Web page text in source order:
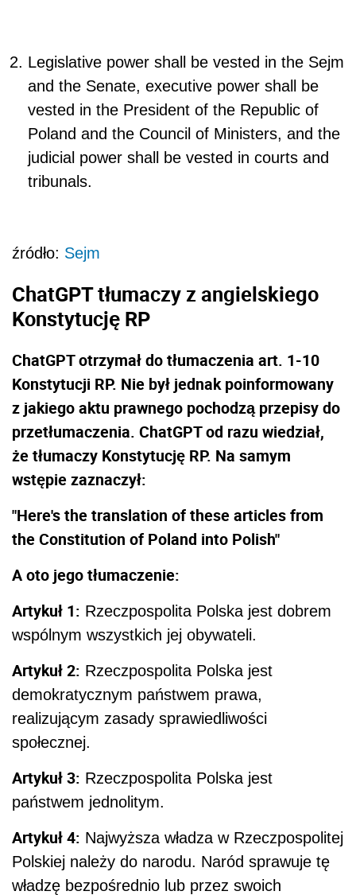
Legislative power shall be vested in the Sejm
and the Senate, executive power shall be
vested in the President of the Republic of
Poland and the Council of Ministers, and the
judicial power shall be vested in courts and
tribunals.
źródło: Sejm
ChatGPT tłumaczy z angielskiego
Konstytucję RP
ChatGPT otrzymał do tłumaczenia art. 1-10
Konstytucji RP. Nie był jednak poinformowany
z jakiego aktu prawnego pochodzą przepisy do
przetłumaczenia. ChatGPT od razu wiedział,
że tłumaczy Konstytucję RP. Na samym
wstępie zaznaczył:
"Here's the translation of these articles from
the Constitution of Poland into Polish"
A oto jego tłumaczenie:
Artykuł 1: Rzeczpospolita Polska jest dobrem
wspólnym wszystkich jej obywateli.
Artykuł 2: Rzeczpospolita Polska jest
demokratycznym państwem prawa,
realizującym zasady sprawiedliwości
społecznej.
Artykuł 3: Rzeczpospolita Polska jest
państwem jednolitym.
Artykuł 4: Najwyższa władza w Rzeczpospolitej
Polskiej należy do narodu. Naród sprawuje tę
władzę bezpośrednio lub przez swoich